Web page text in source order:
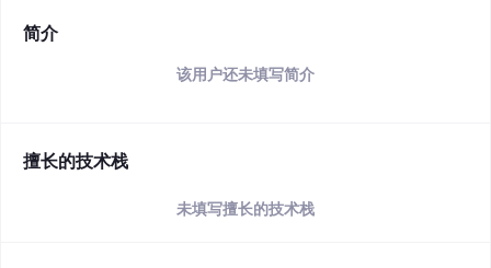
简介
该用户还未填写简介
擅长的技术栈
未填写擅长的技术栈